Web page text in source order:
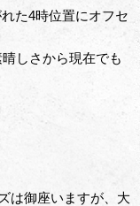
た4時位置にオフセ
しさから現在でも
は御座いますが、大